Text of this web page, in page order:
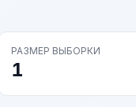
РАЗМЕР ВЫБОРКИ
1